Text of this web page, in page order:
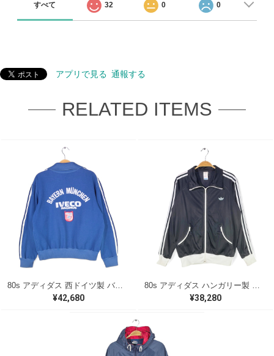
すべて 32 0 0
アプリで見る 通報する
RELATED ITEMS
¥42,680 ¥38,280